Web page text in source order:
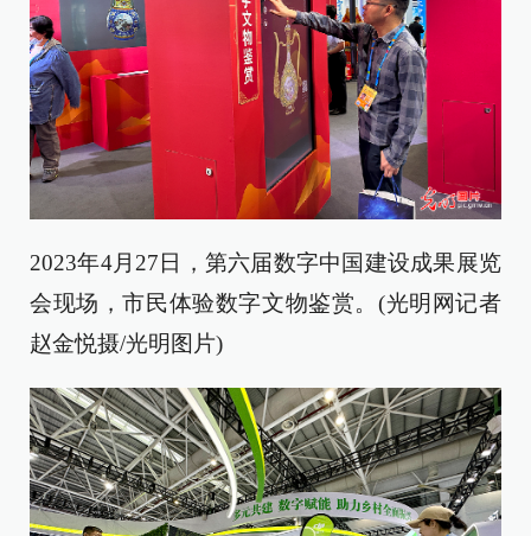
2023年4月27日，第六届数字中国建设成果展览
会现场，市民体验数字文物鉴赏。(光明网记者
赵金悦摄/光明图片)